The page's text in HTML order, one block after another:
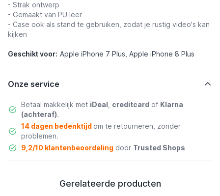
- Strak ontwerp
- Gemaakt van PU leer
- Case ook als stand te gebruiken, zodat je rustig video's kan
kijken
Geschikt voor: Apple iPhone 7 Plus, Apple iPhone 8 Plus
Onze service
Betaal makkelijk met iDeal creditcard of Klarna
(achteraf).
14 dagen bedenktijd om te retourneren, zonder
problemen.
9,2/10 klantenbeoordelingdoor Trusted Shops
Gerelateerde producten